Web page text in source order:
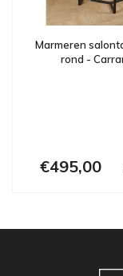
Marmeren
rond -
€495,00